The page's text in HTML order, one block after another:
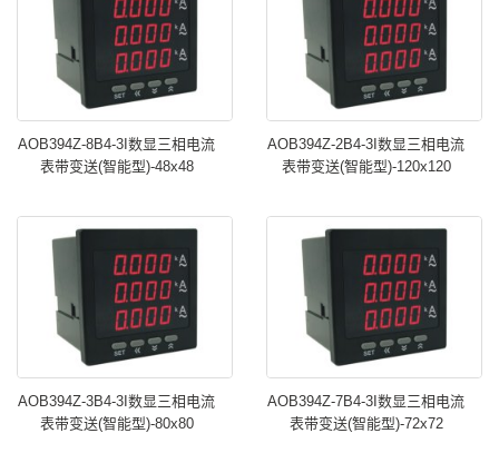
AOB394Z-8B4-3I数显三相电流
表带变送(智能型)-48x48
AOB394Z-2B4-3I数显三相电流
表带变送(智能型)-120x120
AOB394Z-3B4-3I数显三相电流
表带变送(智能型)-80x80
AOB394Z-7B4-3I数显三相电流
表带变送(智能型)-72x72